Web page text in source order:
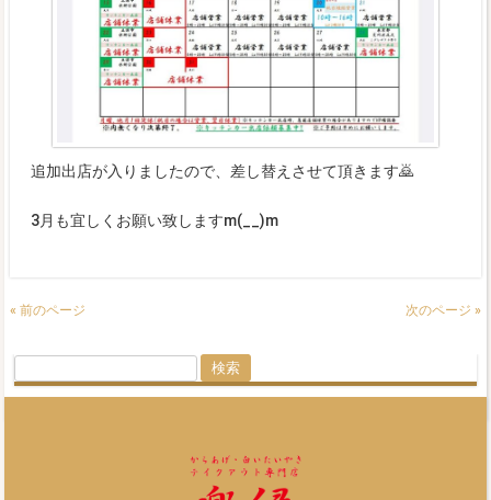
追加出店が入りましたので、差し替えさせて頂きます🙇
3月も宜しくお願い致しますm(__)m
« 前のページ 次のページ »
索: